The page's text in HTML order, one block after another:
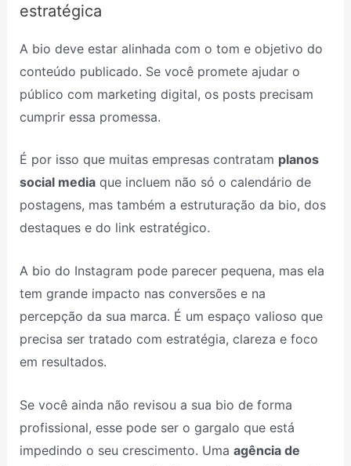
estratégica
A bio deve estar alinhada com o tom e objetivo do
conteúdo publicado. Se você promete ajudar o
público com marketing digital, os posts precisam
cumprir essa promessa.
É por isso que muitas empresas contratam planos
social mediaque incluem não só o calendário de
postagens, mas também a estruturação da bio, dos
destaques e do link estratégico.
A bio do Instagram pode parecer pequena, mas ela
tem grande impacto nas conversões e na
percepção da sua marca. É um espaço valioso que
precisa ser tratado com estratégia, clareza e foco
em resultados.
Se você ainda não revisou a sua bio de forma
profissional, esse pode ser o gargalo que está
impedindo o seu crescimento. Uma agência de